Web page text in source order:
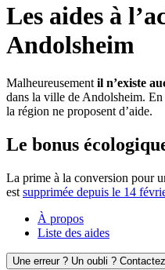
Les aides à
Andolsheim
Malheureusement il n’existe
dans la ville de Andolsheim.
la région ne proposent d’aide.
Le bonus
La prime à la conversion pour
est supprimée depuis le 14
À propos
Liste des aides
Une erreur ? Un oubli ?